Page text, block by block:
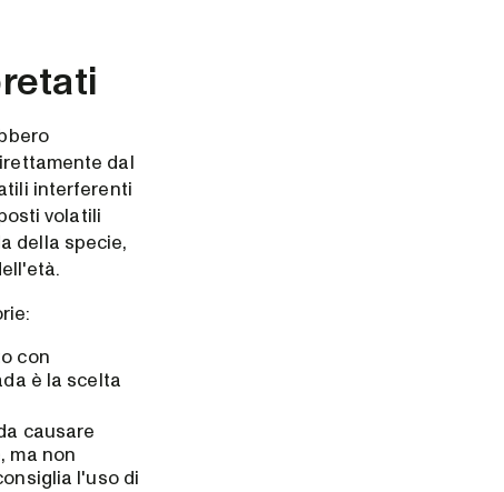
dal
interferenti
volatili
della specie,
con
è la scelta
causare
ma non
l'uso di